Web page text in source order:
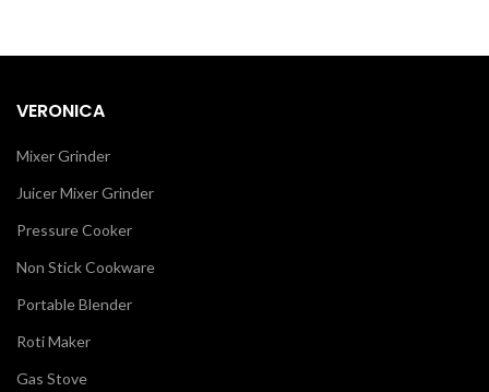
VERONICA
Mixer Grinder
Juicer Mixer Grinder
Pressure Cooker
Non Stick Cookware
Portable Blender
Roti Maker
Gas Stove